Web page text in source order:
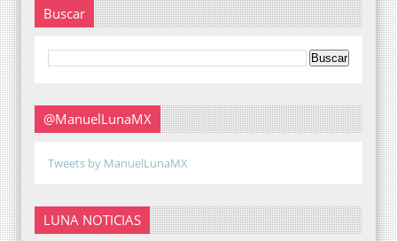
Buscar
@ManuelLunaMX
Tweets by ManuelLunaMX
LUNA NOTICIAS